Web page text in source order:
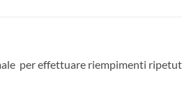
per effettuare riempimenti